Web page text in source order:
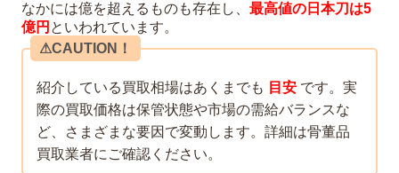
なかには億を超えるものも存在し、 最高値の日本刀は5
億円 といわれています。
⚠︎CAUTION！
紹介している買取相場はあくまでも 目安 です。実
際の買取価格は保管状態や市場の需給バランスな
ど、さまざまな要因で変動します。詳細は骨董品
買取業者にご確認ください。